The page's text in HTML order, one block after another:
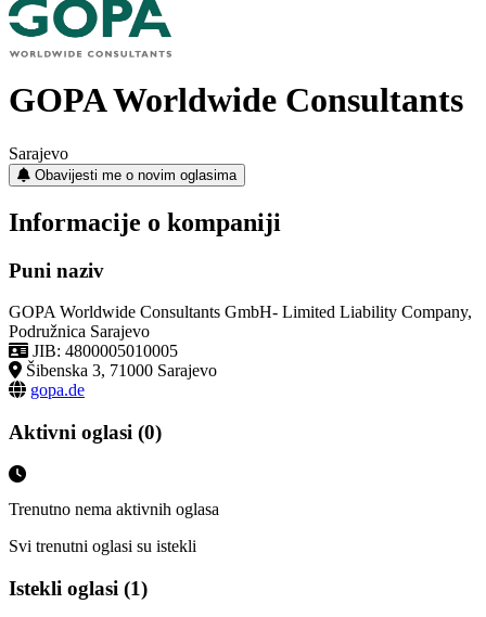
GOPA Worldwide Consultants
Sarajevo
Obavijesti me o novim oglasima
Informacije o kompaniji
Puni naziv
GOPA Worldwide Consultants GmbH- Limited Liability Company,
Podružnica Sarajevo
JIB: 4800005010005
Šibenska 3, 71000 Sarajevo
gopa.de
Aktivni oglasi (0)
Trenutno nema aktivnih oglasa
Svi trenutni oglasi su istekli
Istekli oglasi (1)